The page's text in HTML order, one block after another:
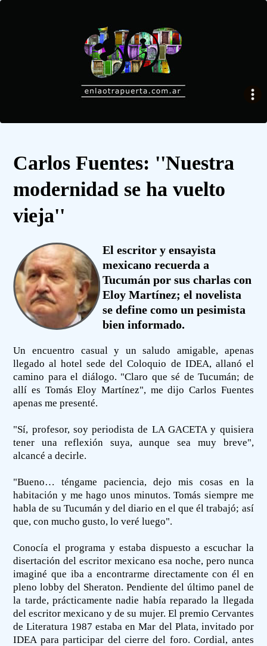
Carlos Fuentes: ''Nuestra
modernidad se ha vuelto
vieja''
El escritor y ensayista
mexicano recuerda a
Tucumán por sus charlas con
Eloy Martínez; el novelista
se define como un pesimista
bien informado.
Un encuentro casual y un saludo amigable, apenas
llegado al hotel sede del Coloquio de IDEA, allanó el
camino para el diálogo. "Claro que sé de Tucumán; de
allí es Tomás Eloy Martínez", me dijo Carlos Fuentes
apenas me presenté.
"Sí, profesor, soy periodista de LA GACETA y quisiera
tener una reflexión suya, aunque sea muy breve",
alcancé a decirle.
"Bueno… téngame paciencia, dejo mis cosas en la
habitación y me hago unos minutos. Tomás siempre me
habla de su Tucumán y del diario en el que él trabajó; así
que, con mucho gusto, lo veré luego".
Conocía el programa y estaba dispuesto a escuchar la
disertación del escritor mexicano esa noche, pero nunca
imaginé que iba a encontrarme directamente con él en
pleno lobby del Sheraton. Pendiente del último panel de
la tarde, prácticamente nadie había reparado la llegada
del escritor mexicano y de su mujer. El premio Cervantes
de Literatura 1987 estaba en Mar del Plata, invitado por
IDEA para participar del cierre del foro. Cordial, antes